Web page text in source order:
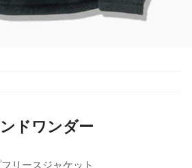
ドワンダー
リースジャケット